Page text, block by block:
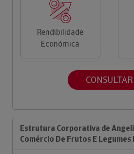
Rendibilidade
Económica
CONSULTAR
Estrutura Corporativa de
Comércio De Frutos E Legumes